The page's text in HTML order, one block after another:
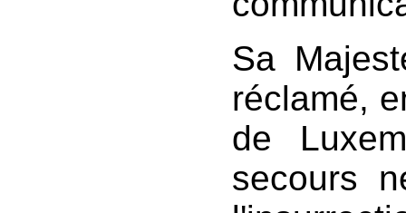
Sa
réclamé,
de
secours